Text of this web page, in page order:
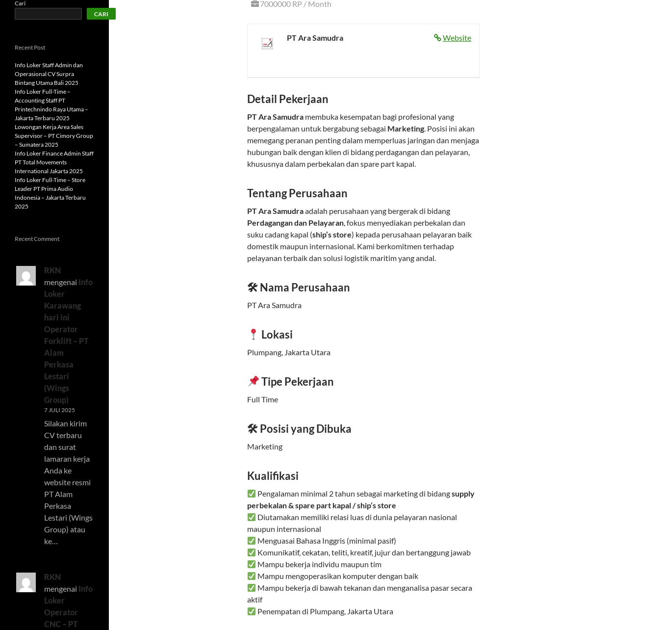
7000000 RP / Month
Website
PT Ara Samudra
Detail Pekerjaan
PT Ara Samudra membuka kesempatan bagi profesional yang
berpengalaman untuk bergabung sebagai Marketing. Posisi ini akan
memegang peranan penting dalam memperluas jaringan dan menjaga
hubungan baik dengan klien di bidang perdagangan dan pelayaran,
khususnya dalam perbekalan dan spare part kapal.
Tentang Perusahaan
PT Ara Samudraadalah perusahaan yang bergerak di bidang
Perdagangan dan Pelayaran, fokus menyediakan perbekalan dan
suku cadang kapal (ship’s store) kepada perusahaan pelayaran baik
domestik maupun internasional. Kami berkomitmen terhadap
pelayanan terbaik dan solusi logistik maritim yang andal.
🛠 Nama Perusahaan
PT Ara Samudra
Lokasi
Plumpang, Jakarta Utara
Tipe Pekerjaan
Full Time
🛠 Posisi yang Dibuka
Marketing
Kualifikasi
Pengalaman minimal 2 tahun sebagai marketing di bidangsupply
perbekalan & spare part kapal / ship’s store
Diutamakan memiliki relasi luas di dunia pelayaran nasional
maupun internasional
Menguasai Bahasa Inggris (minimal pasif)
Komunikatif, cekatan, teliti, kreatif, jujur dan bertanggung jawab
Mampu bekerja individu maupun tim
Mampu mengoperasikan komputer dengan baik
Mampu bekerja di bawah tekanan dan menganalisa pasar secara
aktif
Penempatan di Plumpang, Jakarta Utara
Cari
CARI
Recent Post
Info Loker Staff Admin dan
Operasional CV Surpra
Bintang Utama Bali 2025
Info Loker Full-Time –
Accounting Staff PT
Printechnindo Raya Utama –
Jakarta Terbaru 2025
Lowongan Kerja Area Sales
Supervisor – PT Cimory Group
– Sumatera 2025
Info Loker Finance Admin Staff
PT Total Movements
International Jakarta 2025
Info Loker Full-Time – Store
Leader PT Prima Audio
Indonesia – Jakarta Terbaru
2025
Recent Comment
RKN
mengenai Info
Loker
Karawang
hari ini
Operator
Forklift – PT
Alam
Perkasa
Lestari
(Wings
Group)
7 JULI 2025
Silakan kirim
CV terbaru
dan surat
lamaran kerja
Anda ke
website resmi
PT Alam
Perkasa
Lestari (Wings
Group) atau
ke…
RKN
mengenai Info
Loker
Operator
CNC – PT